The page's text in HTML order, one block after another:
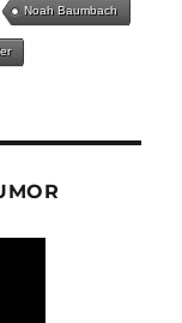
Noah Baumbach